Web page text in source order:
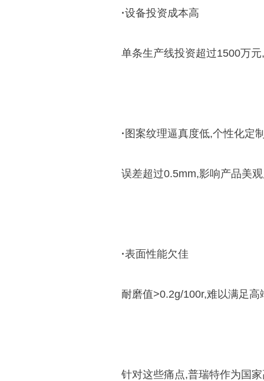
·设备投资成本高
单条生产线投资超过1500万
· 图案纹理逼真度低,个性化定
误差超过0.5mm,影响产品美
·表面性能欠佳
耐磨值>0.2g/100r,难以满足高
针对这些痛点,普瑞特作为国